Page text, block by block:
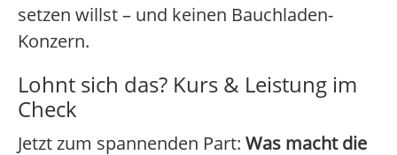
setzen willst – und keinen Bauchladen-
Konzern.
Lohnt sich das? Kurs & Leistung im
Check
Jetzt zum spannenden Part: Was macht die